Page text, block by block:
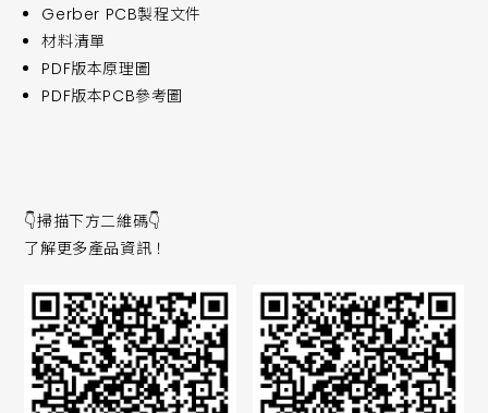
Gerber PCB製程文件
材料清單
PDF版本原理圖
PDF版本PCB參考圖
👇掃描下方二維碼👇
了解更多產品資訊！